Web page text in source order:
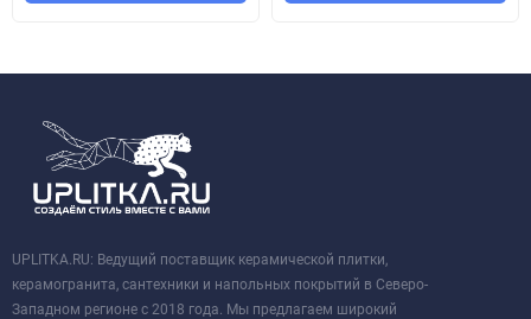
UPLITKA.RU: Ведущий поставщик керамической плитки,
керамогранита, сантехники и напольных покрытий в Северо-
Западном регионе с 2018 года. Мы предлагаем широкий